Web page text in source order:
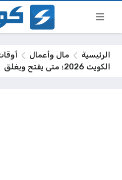
الرئيسية مال وأعمال
الكويت 2026؛ متى يفتح ويغلق